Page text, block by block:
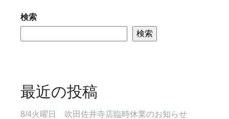
検索
検索
最近の投稿
8/4火曜日 吹田佐井寺店臨時休業のお知らせ